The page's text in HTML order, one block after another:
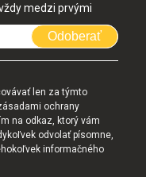
medzi prvými
Odoberať
len za týmto
ochrany
na odkaz, ktorý vám
odvolať písomne,
informačného